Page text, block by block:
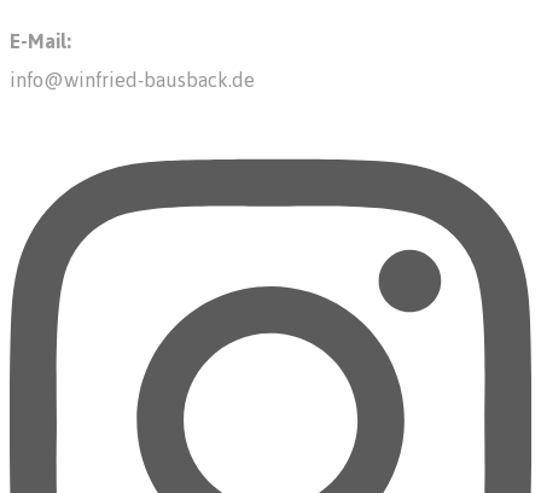
E-Mail:
info@winfried-bausback.de